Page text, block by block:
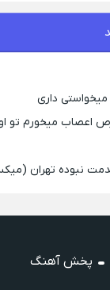
داری
اعصاب میخورم تو
نبوده تهران
پخش آهنگ